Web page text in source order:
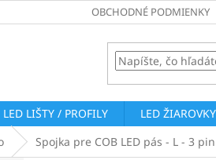
OBCHODNÉ PODMIENKY
LED LIŠTY / PROFILY LED ŽIAROVKY
Spojka pre COB LED pás - L - 3